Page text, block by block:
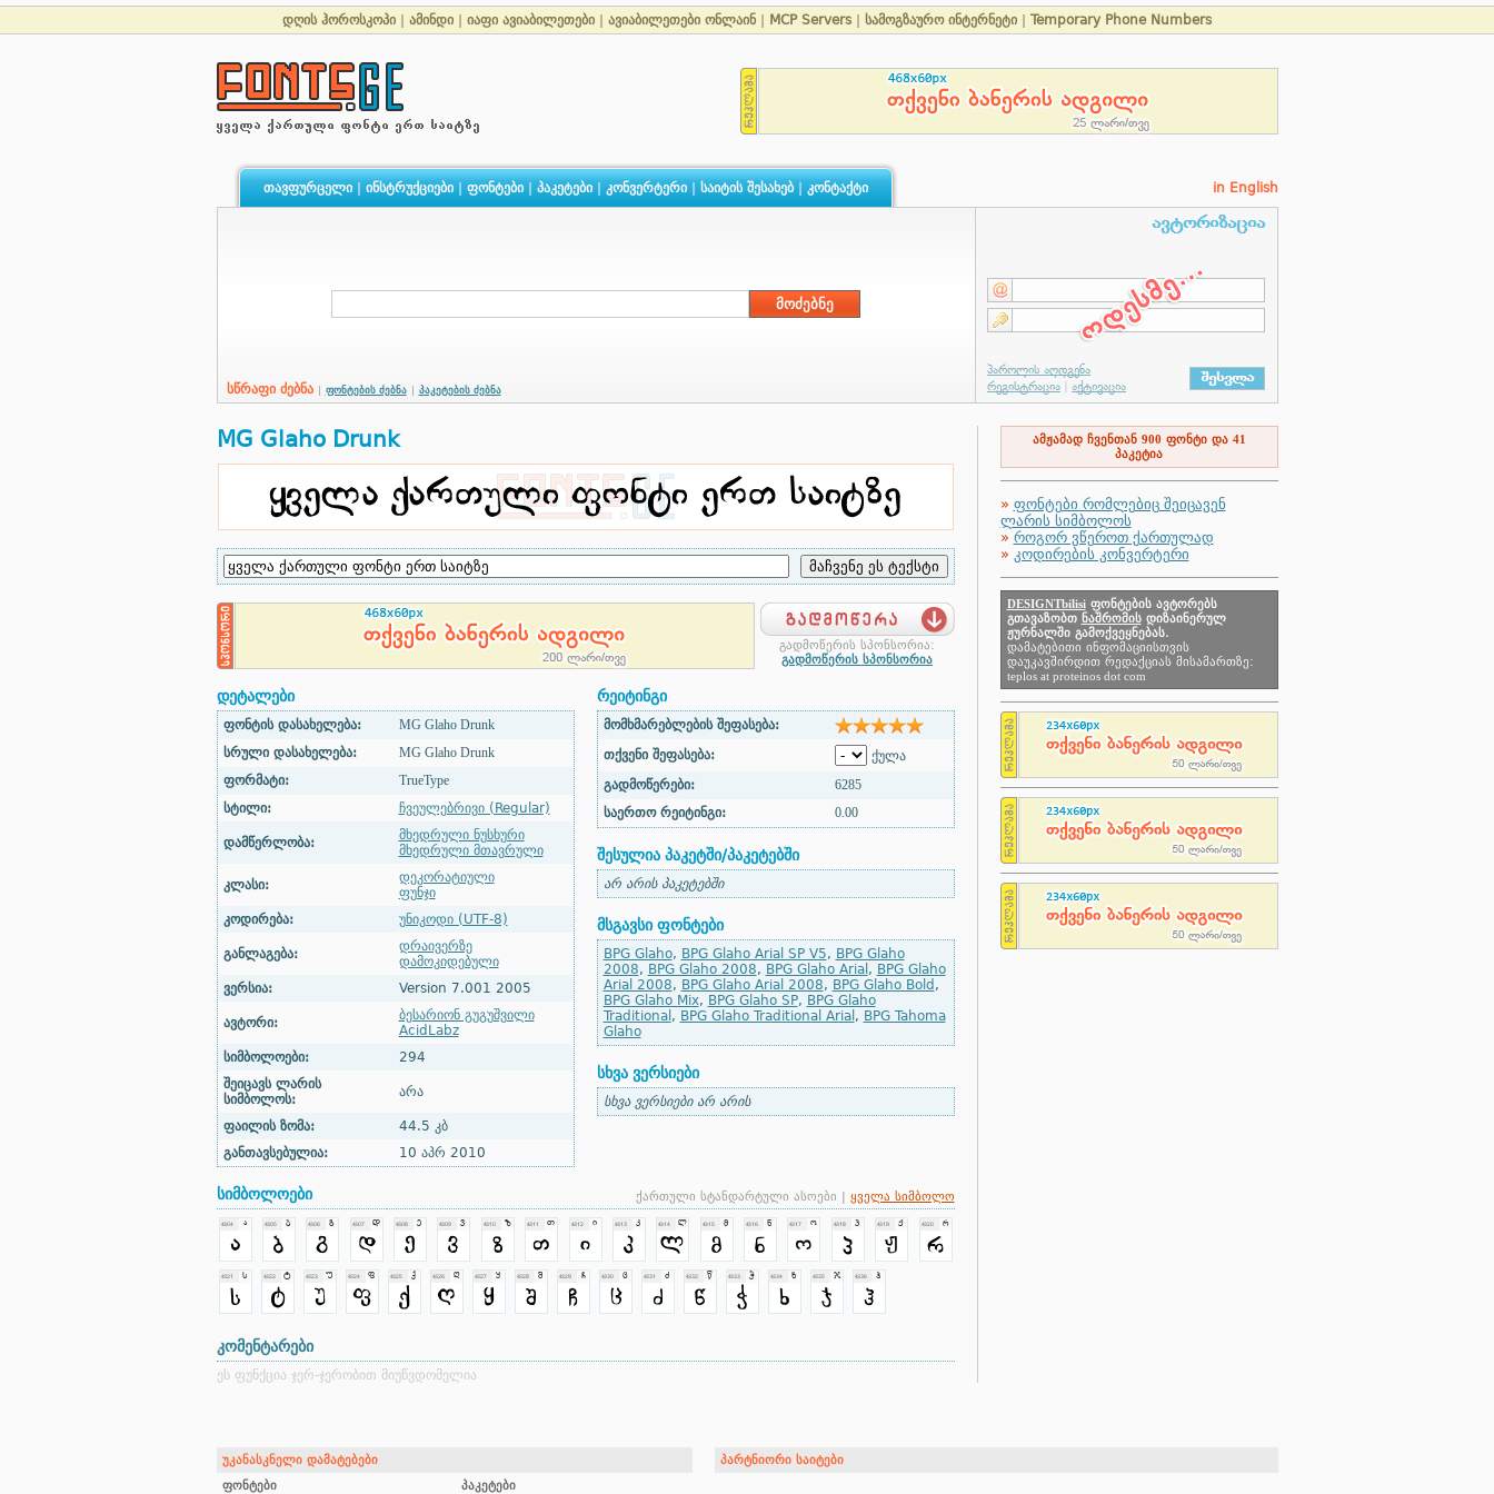
დღის ჰოროსკოპი ამინდი იაფი ავიაბილეთები ავიაბილეთები ონლაინ MCP Servers სამოგზაურო ინტერნეტი Temporary Phone Numbers
თავფურცელი| ინსტრუქციები| ფონტები| პაკეტები| კონვერტერი| საიტის შესახებ| კონტაქტი in English
სწრაფი ძებნა ფონტების ძებნა პაკეტების ძებნა
MG Glaho Drunk
გადმოწერის სპონსორია:
გადმოწერის სპონსორია
დეტალები
ფონტის დასახელება:
MG Glaho Drunk
სრული დასახელება:
MG Glaho Drunk
ფორმატი:
TrueType
სტილი:
ჩვეულებრივი (Regular)
დამწერლობა:
მხედრული ნუსხური
მხედრული მთავრული
კლასი:
დეკორატიული
ფუნჯი
კოდირება:
უნიკოდი (UTF-8)
განლაგება:
დრაივერზე
დამოკიდებული
ვერსია:
Version 7.001 2005
ავტორი:
ბესარიონ გუგუშვილი
AcidLabz
სიმბოლოები:
294
შეიცავს ლარის
სიმბოლოს:
არა
ფაილის ზომა:
44.5 კბ
განთავსებულია:
10 აპრ 2010
რეიტინგი
მომხმარებლების შეფასება:
თქვენი შეფასება:
ქულა
გადმოწერები:
6285
საერთო რეიტინგი:
0.00
შესულია პაკეტში/პაკეტებში
არ არის პაკეტებში
მსგავსი ფონტები
BPG Glaho, BPG Glaho Arial SP V5, BPG Glaho
2008, BPG Glaho 2008, BPG Glaho Arial , BPG Glaho
Arial 2008, BPG Glaho Arial 2008, BPG Glaho Bold ,
BPG Glaho Mix, BPG Glaho SP, BPG Glaho
Traditional , BPG Glaho Traditional Arial , BPG Tahoma
Glaho
სხვა ვერსიები
სხვა ვერსიები არ არის
სიმბოლოები ქართული სტანდარტული ასოები | ყველა სიმბოლო
კომენტარები
ეს ფუნქცია ჯერ-ჯერობით მიუწვდომელია
ამჟამად ჩვენთან 900 ფონტი და 41
პაკეტია
» ფონტები რომლებიც შეიცავენ
ლარის სიმბოლოს
» როგორ ვწეროთ ქართულად
» კოდირების კონვერტერი
DESIGNTbilisiფონტების ავტორებს
გთავაზობთ ნაშრომისდიზაინერულ
ჟურნალში გამოქვეყნებას.
დამატებითი ინფომაციისთვის
დაუკავშირდით რედაქციას მისამართზე:
teplos at proteinos dot com
უკანასკნელი დამატებები
პარტნიორი საიტები
ფონტები
პაკეტები